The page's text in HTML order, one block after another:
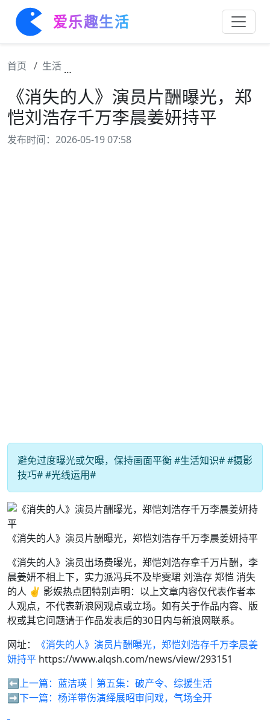
爱乐趣生活
首页 生活
《消失的人》演员片酬曝光，郑
恺刘浩存千万李晨姜妍持平
发布时间：2026-05-19 07:58
避免过度曝光或欠曝，保持画面平衡 #生活知识# #摄影
技巧# #光线运用#
《消失的人》演员片酬曝光，郑恺刘浩存千万李晨姜妍持平
《消失的人》演员出场费曝光，郑恺刘浩存拿千万片酬，李
晨姜妍不相上下，实力派冯兵不及毕雯珺 刘浩存 郑恺 消失
的人 ✌️ 影娱热点团特别声明：以上文章内容仅代表作者本
人观点，不代表新浪网观点或立场。如有关于作品内容、版
权或其它问题请于作品发表后的30日内与新浪网联系。
网址：
《消失的人》演员片酬曝光，郑恺刘浩存千万李晨姜
妍持平 https://www.alqsh.com/news/view/293151
⬅️上一篇： 蓝洁瑛｜第五集：破产令、综援生活
➡️下一篇： 杨洋带伤演绎展昭审问戏，气场全开